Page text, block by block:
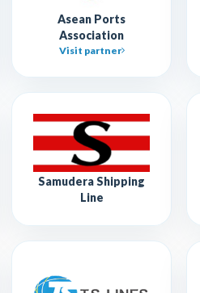
Asean Ports
Association
Visit partner
Samudera Shipping
Line